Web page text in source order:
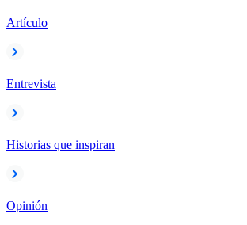
Artículo
Entrevista
Historias que inspiran
Opinión